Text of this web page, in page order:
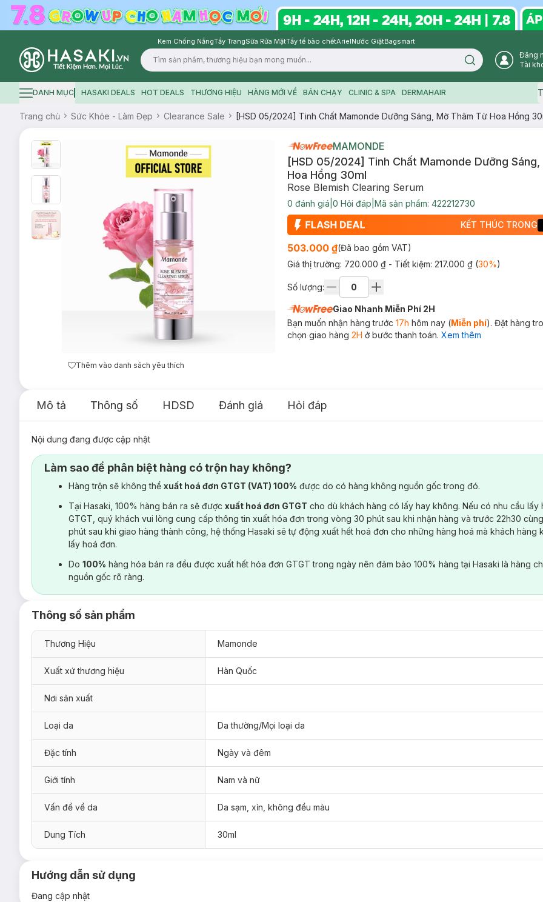
Kem Chống NắngTẩy TrangSữa Rửa MặtTẩy tế bào chếtArielNước GiặtBagsmart
Logo
Search icon
Đăng
Tài
Hamburger icon
DANH MỤC HASAKI DEALS HOT DEALS THƯƠNG HIỆU HÀNG MỚI VỀ BÁN CHẠY CLINIC & SPA DERMAHAIR
Trang chủ Sức Khỏe - Làm Đẹp Clearance Sale [HSD 05/2024] Tinh Chất Mamonde Dưỡng Sáng, Mờ Thâm Từ Hoa Hồng
Thêm vào danh sách yêu thích
MAMONDE
[HSD 05/2024] Tinh Chất Mamonde Dưỡng
Hoa Hồng 30ml
Rose Blemish Clearing Serum
0 đánh giá 0 Hỏi đáp Mã sản phẩm: 422212730
KẾT THÚC TRONG
503.000 ₫(Đã bao gồm VAT)
Giá thị trường: 720.000 ₫ - Tiết kiệm: 217.000 ₫(30%)
Số lượng:
Giao Nhanh Miễn Phí 2H
Bạn muốn nhận hàng trước 17h hôm nay (Miễn phí). Đặt hàng
chọn giao hàng 2H ở bước thanh toán. Xem thêm
Mô tả Thông số HDSD Đánh giá Hỏi đáp
Nội dung đang được cập nhật
Làm sao để phân biệt hàng có trộn hay không?
Hàng trộn sẽ không thể xuất hoá đơn GTGT (VAT) 100% được do có hàng không nguồn gốc trong đó.
Tại Hasaki, 100% hàng bán ra sẽ được xuất hoá đơn GTGT cho dù khách hàng có lấy hay không. Nếu có nhu cầu lấy
GTGT, quý khách vui lòng cung cấp thông tin xuất hóa đơn trong vòng 30 phút sau khi nhận hàng và trước 22h30
phút sau khi giao hàng thành công, hệ thống Hasaki sẽ tự động xuất hết hoá đơn cho những hàng hoá mà khách hàng
lấy hoá đơn.
Do 100% hàng hóa bán ra đều được xuất hết hóa đơn GTGT trong ngày nên đảm bảo 100% hàng tại Hasaki là hàng
nguồn gốc rõ ràng.
Thông số sản phẩm
Thương Hiệu Mamonde
Xuất xứ thương hiệu Hàn Quốc
Nơi sản xuất
Loại da Da thường/Mọi loại da
Đặc tính Ngày và đêm
Giới tính Nam và nữ
Vấn đề về da Da sạm, xỉn, không đều màu
Dung Tích 30ml
Hướng dẫn sử dụng
Đang cập nhật